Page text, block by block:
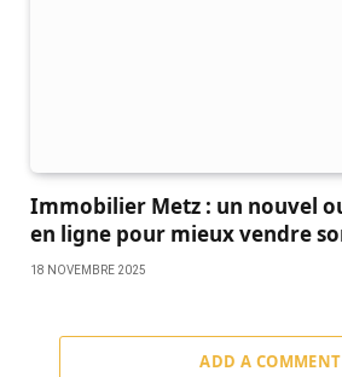
Immobilier Metz : un nouvel
en ligne pour mieux vendre
18 NOVEMBRE 2025
ADD A COMMENT